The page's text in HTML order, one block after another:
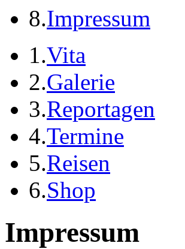
8.Impressum
1.Vita
2.Galerie
3.Reportagen
4.Termine
5.Reisen
6.Shop
Impressum